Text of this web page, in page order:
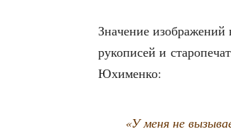
Зна­че­ние изоб­ра­же­ний
руко­пи­сей и
Юхименко:
«У меня не